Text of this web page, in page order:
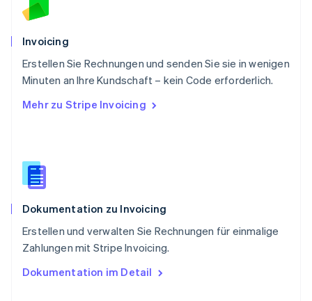
Invoicing
Erstellen Sie Rechnungen und senden Sie sie in wenigen
Minuten an Ihre Kundschaft – kein Code erforderlich.
Mehr zu Stripe Invoicing
Dokumentation zu Invoicing
Erstellen und verwalten Sie Rechnungen für einmalige
Zahlungen mit Stripe Invoicing.
Dokumentation im Detail
Schweiz
Singapur
English简体中文
Slowakei
Slowenien
English
Spanien
Thailand
Tschechische Republik
English
English